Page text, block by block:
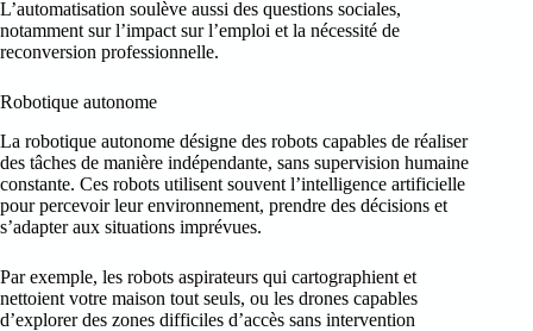
L’automatisation soulève aussi des questions sociales,
notamment sur l’impact sur l’emploi et la nécessité de
reconversion professionnelle.
Robotique autonome
La robotique autonome désigne des robots capables de réaliser
des tâches de manière indépendante, sans supervision humaine
constante. Ces robots utilisent souvent l’intelligence artificielle
pour percevoir leur environnement, prendre des décisions et
s’adapter aux situations imprévues.
Par exemple, les robots aspirateurs qui cartographient et
nettoient votre maison tout seuls, ou les drones capables
d’explorer des zones difficiles d’accès sans intervention